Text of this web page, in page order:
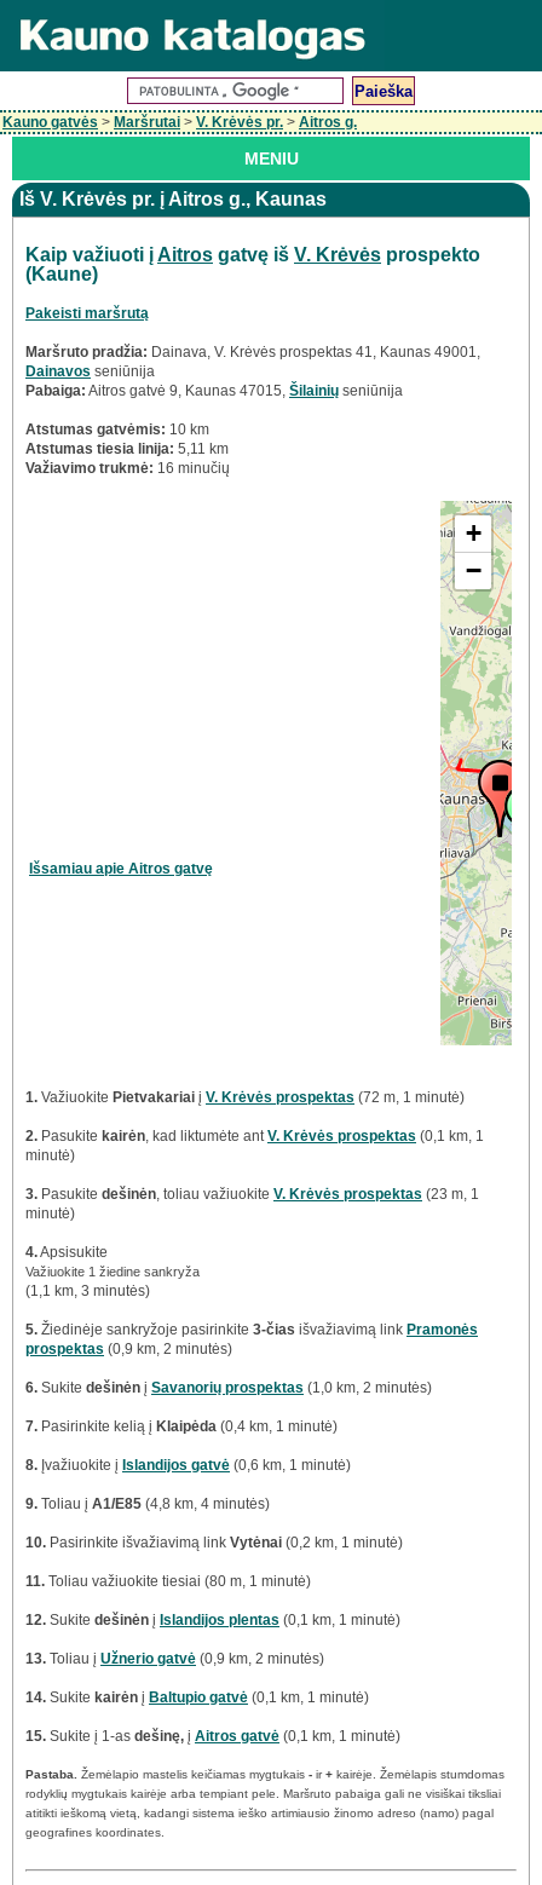
Kauno gatvės > Maršrutai > V. Krėvės pr. > Aitros g.
MENIU
Iš V. Krėvės pr. į Aitros g., Kaunas
Kaip važiuoti įAitros gatvę iš V. Krėvės prospekto
(Kaune)
Pakeisti maršrutą
Maršruto pradžia: Dainava, V. Krėvės prospektas 41, Kaunas 49001,
Dainavos seniūnija
Pabaiga: Aitros gatvė 9, Kaunas 47015, Šilainių seniūnija
Atstumas gatvėmis: 10 km
Atstumas tiesia linija: 5,11 km
Važiavimo trukmė: 16 minučių
Išsamiau apie Aitros gatvę
+
−
1. Važiuokite Pietvakariai į V. Krėvės prospektas (72 m, 1 minutė)
2. Pasukite kairėn, kad liktumėte antV. Krėvės prospektas (0,1 km, 1
minutė)
3. Pasukite dešinėn, toliau važiuokite V. Krėvės prospektas (23 m, 1
minutė)
4.Apsisukite
Važiuokite 1 žiedine sankryža
(1,1 km, 3 minutės)
5. Žiedinėje sankryžoje pasirinkite 3-čias išvažiavimą link Pramonės
prospektas (0,9 km, 2 minutės)
6. Sukite dešinėn į Savanorių prospektas (1,0 km, 2 minutės)
7. Pasirinkite kelią į Klaipėda (0,4 km, 1 minutė)
8. Įvažiuokite į Islandijos gatvė (0,6 km, 1 minutė)
9. Toliau į A1/E85 (4,8 km, 4 minutės)
10. Pasirinkite išvažiavimą link Vytėnai (0,2 km, 1 minutė)
11. Toliau važiuokite tiesiai (80 m, 1 minutė)
12. Sukite dešinėn į Islandijos plentas (0,1 km, 1 minutė)
13. Toliau į Užnerio gatvė (0,9 km, 2 minutės)
14. Sukite kairėn į Baltupio gatvė (0,1 km, 1 minutė)
15. Sukite į 1-as dešinę, į Aitros gatvė (0,1 km, 1 minutė)
Pastaba. Žemėlapio mastelis keičiamas mygtukais - ir+ kairėje. Žemėlapis stumdomas
rodyklių mygtukais kairėje arba tempiant pele. Maršruto pabaiga gali ne visiškai tiksliai
atitikti ieškomą vietą, kadangi sistema ieško artimiausio žinomo adreso (namo) pagal
geografines koordinates.